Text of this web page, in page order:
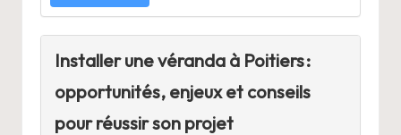
Installer une véranda à Poitiers :
opportunités, enjeux et conseils
pour réussir son projet